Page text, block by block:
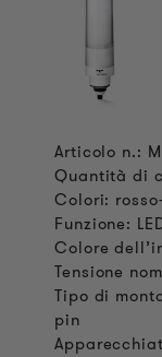
Articolo n.:
Quantità di
Colori:
Funzione:
Colore
Tensione
Tipo di
pin